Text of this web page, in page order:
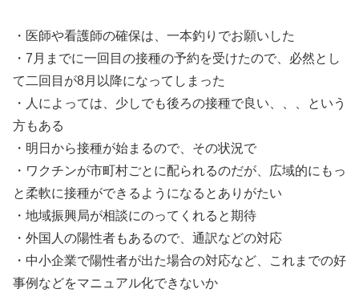
・医師や看護師の確保は、一本釣りでお願いした
・7月までに一回目の接種の予約を受けたので、必然とし
て二回目が8月以降になってしまった
・人によっては、少しでも後ろの接種で良い、、、という
方もある
・明日から接種が始まるので、その状況で
・ワクチンが市町村ごとに配られるのだが、広域的にもっ
と柔軟に接種ができるようになるとありがたい
・地域振興局が相談にのってくれると期待
・外国人の陽性者もあるので、通訳などの対応
・中小企業で陽性者が出た場合の対応など、これまでの好
事例などをマニュアル化できないか